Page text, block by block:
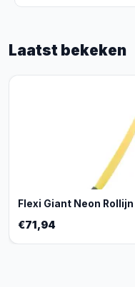
Laatst bekeken
Flexi Giant Neon
€71,94